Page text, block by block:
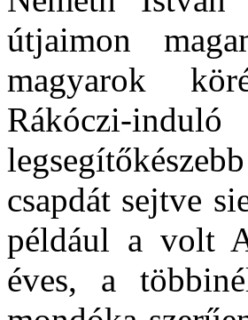
útjaimon
magyarok
csapdát sejtve
például a volt
éves, a